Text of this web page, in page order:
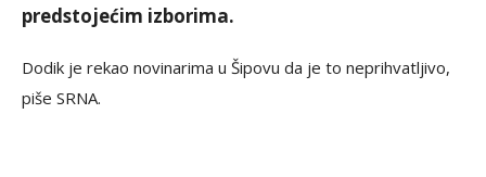
predstojećim izborima.
Dodik je rekao novinarima u Šipovu da je to neprihvatljivo,
piše SRNA.